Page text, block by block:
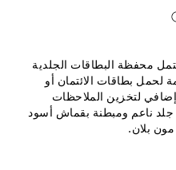
محفظة البطاقات الجلدية
بطاقات الائتمان أو
لتخزين الملاحظات
جلد ناعم ومبطنة بقماش أسود
بلان.